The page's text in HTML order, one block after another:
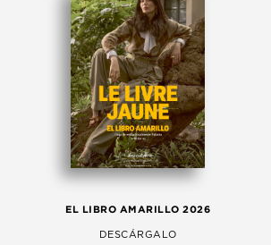
EL LIBRO AMARILLO 2026
DESCÁRGALO